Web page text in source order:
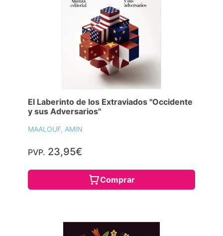
El Laberinto de los Extraviados "Occidente
y sus Adversarios"
MAALOUF, AMIN
PVP. 23,95€
Comprar